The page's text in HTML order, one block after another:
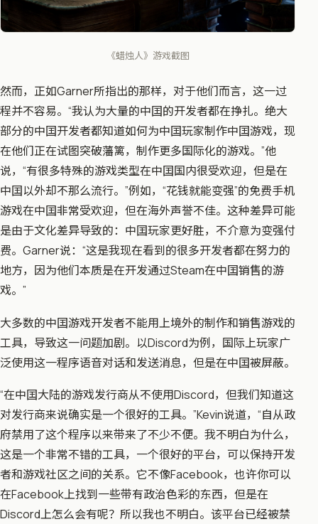
《蜡烛人》游戏截图
然而，正如Garner所指出的那样，对于他们而言，这一过
程并不容易。“我认为大量的中囯的开发者都在挣扎。绝大
部分的中囯开发者都知道如何为中囯玩家制作中囯游戏，现
在他们正在试图突破藩篱，制作更多国际化的游戏。”他
说，“有很多特殊的游戏类型在中囯国内很受欢迎，但是在
中囯以外却不那么流行。”例如，“花钱就能变强”的免费手机
游戏在中囯非常受欢迎，但在海外声誉不佳。这种差异可能
是由于文化差异导致的：中囯玩家更好胜，不介意为变强付
费。Garner说：“这是我现在看到的很多开发者都在努力的
地方，因为他们本质是在开发通过Steam在中囯销售的游
戏。”
大多数的中囯游戏开发者不能用上境外的制作和销售游戏的
工具，导致这一问题加剧。以Discord为例，国际上玩家广
泛使用这一程序语音对话和发送消息，但是在中囯被屏蔽。
“在中囯大陆的游戏发行商从不使用Discord，但我们知道这
对发行商来说确实是一个很好的工具。”Kevin说道，“自从政
府禁用了这个程序以来带来了不少不便。我不明白为什么，
这是一个非常不错的工具，一个很好的平台，可以保持开发
者和游戏社区之间的关系。它不像Facebook，也许你可以
在Facebook上找到一些带有政治色彩的东西，但是在
Discord上怎么会有呢？所以我也不明白。该平台已经被禁